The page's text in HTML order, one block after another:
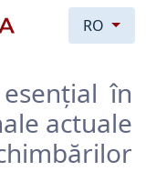
RO
în
actuale